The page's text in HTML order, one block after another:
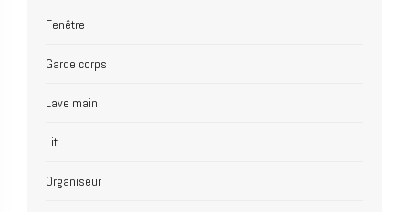
Fenêtre
Garde corps
Lave main
Lit
Organiseur